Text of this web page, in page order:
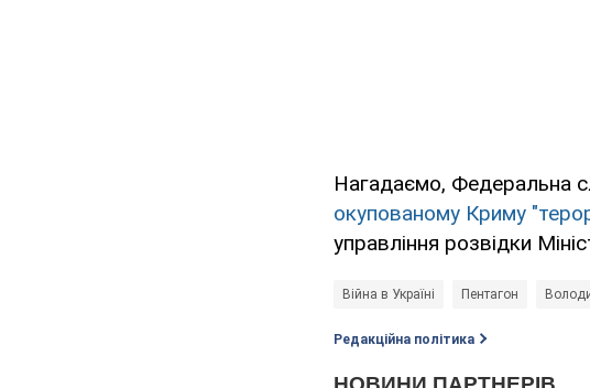
Нагадаємо, Федеральна
окупованому Криму
управління розвідки
Війна в Україні Пентагон
Редакційна політика